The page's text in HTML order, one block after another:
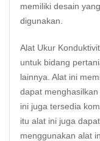
memiliki desain
digunakan.
Alat Ukur
untuk bidang
lainnya. Alat ini
dapat
ini juga tersedia
itu alat ini juga
menggunakan alat